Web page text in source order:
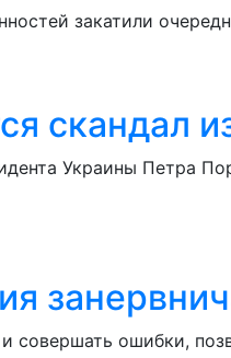
закатили
скандал
Украины Петра
совершать ошибки,